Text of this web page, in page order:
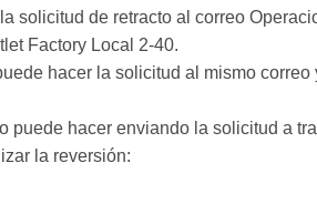
solicitud de retracto al correo
Factory Local 2-40.
hacer la solicitud al mismo
puede hacer enviando la solicitud a
la reversión: